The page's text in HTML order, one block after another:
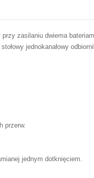
zasilaniu dwiema
jednokanałowy
przerw.
jednym dotknięciem.